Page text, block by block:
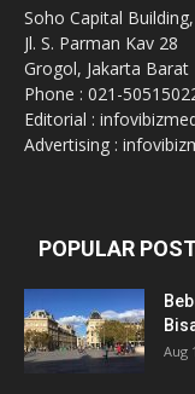
Soho Capital
Jl. S. Parman Kav 28
Grogol, Jakarta Barat
Phone : 021-
Editorial :
Advertising :
POPULAR
Aug